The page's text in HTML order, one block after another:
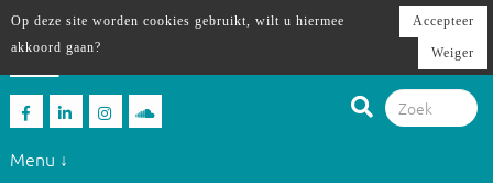
Menu ↓
Op deze site worden cookies gebruikt, wilt u hiermee
akkoord gaan?
Accepteer
Weiger